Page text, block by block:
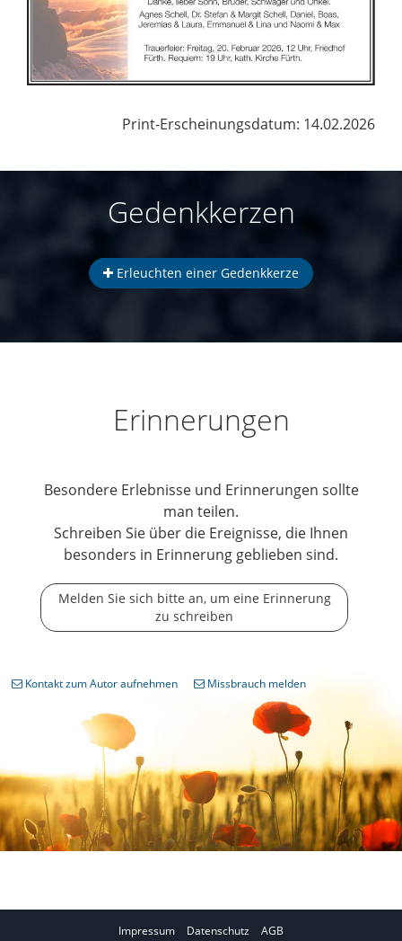
Print-Erscheinungsdatum: 14.02.2026
Gedenkkerzen
Erleuchten einer Gedenkkerze
Erinnerungen
Besondere Erlebnisse und Erinnerungen sollte
man teilen.
Schreiben Sie über die Ereignisse, die Ihnen
besonders in Erinnerung geblieben sind.
Melden Sie sich bitte an, um eine Erinnerung
zu schreiben
Kontakt zum Autor aufnehmen Missbrauch melden
Impressum Datenschutz
AGB